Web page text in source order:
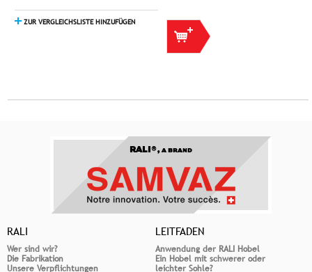
ZUR VERGLEICHSLISTE HINZUFÜGEN
RALI®,A BRAND
RALI
Wer sind wir?
Die Fabrikation
Unsere Verpflichtungen
LEITFADEN
Anwendung der RALI Hobel
Ein Hobel mit schwerer oder
leichter Sohle?